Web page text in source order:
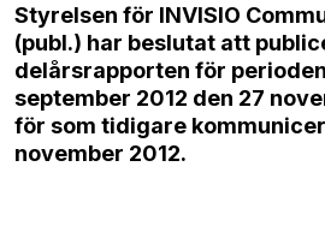
Styrelsen för INVISIO
(publ.) har beslutat att
delårsrapporten för
september 2012 den 27
för som tidigare
november 2012.